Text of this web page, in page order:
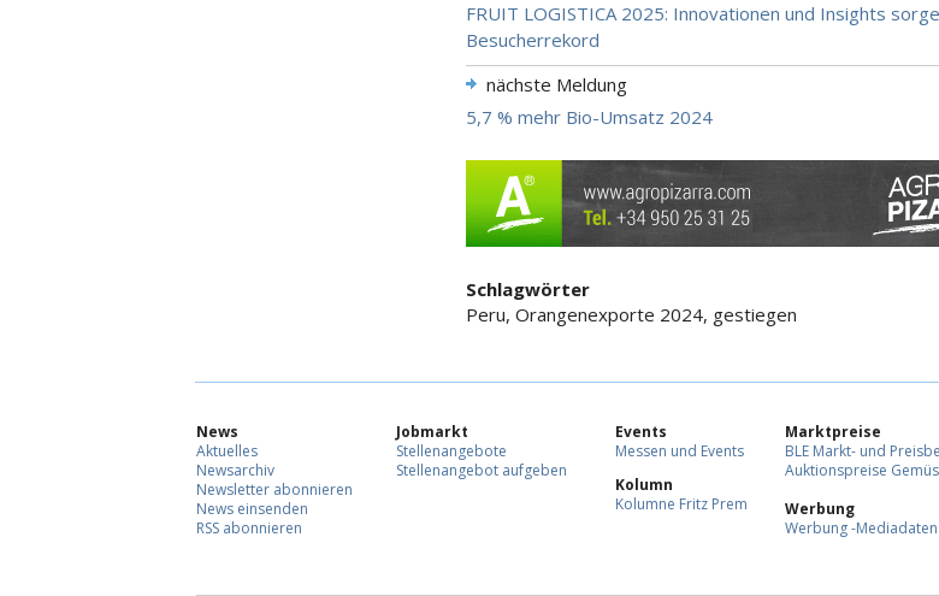
FRUIT LOGISTICA 2025: Innovationen und Insights
Besucherrekord
nächste Meldung
5,7 % mehr Bio-Umsatz 2024
Schlagwörter
Peru, Orangenexporte 2024, gestiegen
News
Aktuelles
Newsarchiv
Newsletter abonnieren
News einsenden
RSS abonnieren
Jobmarkt
Stellenangebote
Stellenangebot aufgeben
Events
Messen und Events
Kolumn
Kolumne Fritz Prem
Marktpreise
BLE Markt- und
Auktionspreise
Werbung
Werbung -Mediadaten